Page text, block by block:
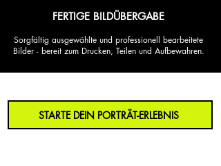
FERTIGE BILDÜBERGABE
Sorgfältig ausgewählte und professionell bearbeitete
Bilder - bereit zum Drucken, Teilen und Aufbewahren.
STARTE DEIN PORTRÄT-ERLEBNIS